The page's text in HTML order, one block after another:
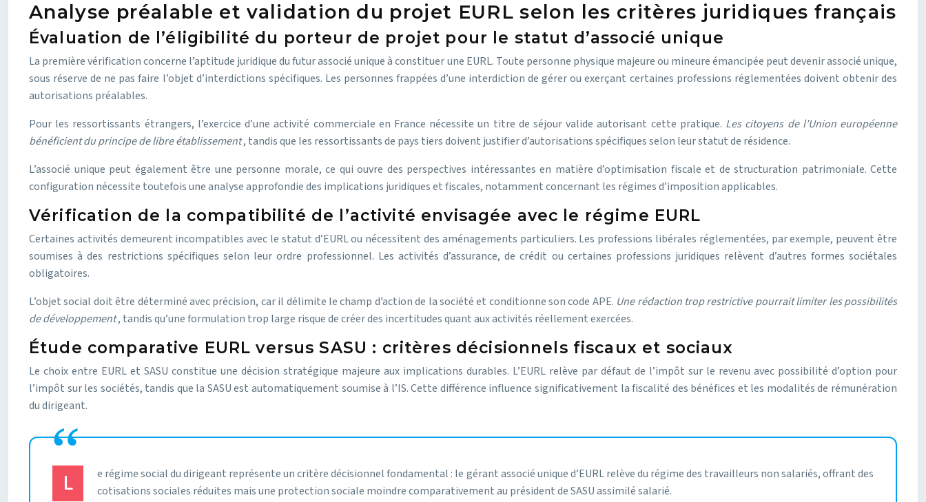
Analyse préalable et validation du projet EURL selon les critères juridiques français
Évaluation de l’éligibilité du porteur de projet pour le statut d’associé unique
La première vérification concerne l’aptitude juridique du futur associé unique à constituer une EURL. Toute personne physique majeure ou mineure émancipée peut devenir associé unique,
sous réserve de ne pas faire l’objet d’interdictions spécifiques. Les personnes frappées d’une interdiction de gérer ou exerçant certaines professions réglementées doivent obtenir des
autorisations préalables.
Pour les ressortissants étrangers, l’exercice d’une activité commerciale en France nécessite un titre de séjour valide autorisant cette pratique. Les citoyens de l’Union européenne
bénéficient du principe de libre établissement, tandis que les ressortissants de pays tiers doivent justifier d’autorisations spécifiques selon leur statut de résidence.
L’associé unique peut également être une personne morale, ce qui ouvre des perspectives intéressantes en matière d’optimisation fiscale et de structuration patrimoniale. Cette
configuration nécessite toutefois une analyse approfondie des implications juridiques et fiscales, notamment concernant les régimes d’imposition applicables.
Vérification de la compatibilité de l’activité envisagée avec le régime EURL
Certaines activités demeurent incompatibles avec le statut d’EURL ou nécessitent des aménagements particuliers. Les professions libérales réglementées, par exemple, peuvent être
soumises à des restrictions spécifiques selon leur ordre professionnel. Les activités d’assurance, de crédit ou certaines professions juridiques relèvent d’autres formes sociétales
obligatoires.
L’objet social doit être déterminé avec précision, car il délimite le champ d’action de la société et conditionne son code APE. Une rédaction trop restrictive pourrait limiter les possibilités
de développement, tandis qu’une formulation trop large risque de créer des incertitudes quant aux activités réellement exercées.
Étude comparative EURL versus SASU : critères décisionnels fiscaux et sociaux
Le choix entre EURL et SASU constitue une décision stratégique majeure aux implications durables. L’EURL relève par défaut de l’impôt sur le revenu avec possibilité d’option pour
l’impôt sur les sociétés, tandis que la SASU est automatiquement soumise à l’IS. Cette différence influence significativement la fiscalité des bénéfices et les modalités de rémunération
du dirigeant.
L
e régime social du dirigeant représente un critère décisionnel fondamental : le gérant associé unique d’EURL relève du régime des travailleurs non salariés, offrant des
cotisations sociales réduites mais une protection sociale moindre comparativement au président de SASU assimilé salarié.